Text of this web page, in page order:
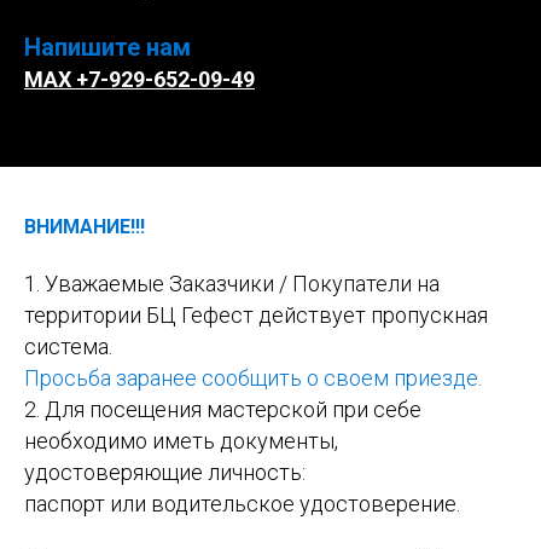
Напишите нам
MAX +7-929-652-09-49
ВНИМАНИЕ!!!
1. Уважаемые Заказчики / Покупатели на
территории БЦ Гефест действует пропускная
система.
Просьба заранее сообщить о своем приезде.
2. Для посещения мастерской при себе
необходимо иметь документы,
удостоверяющие личность:
паспорт или водительское удостоверение.